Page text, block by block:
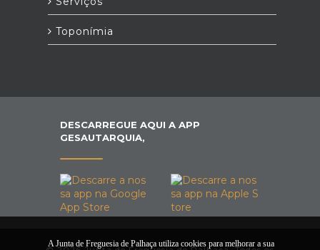
Toponímia
DESCARREGUE AQUI A APP
GESAUTARQUIA,
A Junta de Freguesia de Palhaça utiliza cookies para melhorar a sua